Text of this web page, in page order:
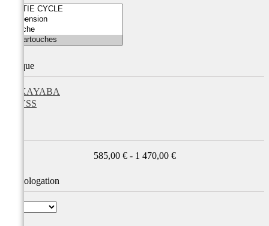
Marque
KAYABA
YSS
585,00 € - 1 470,00 €
Homologation